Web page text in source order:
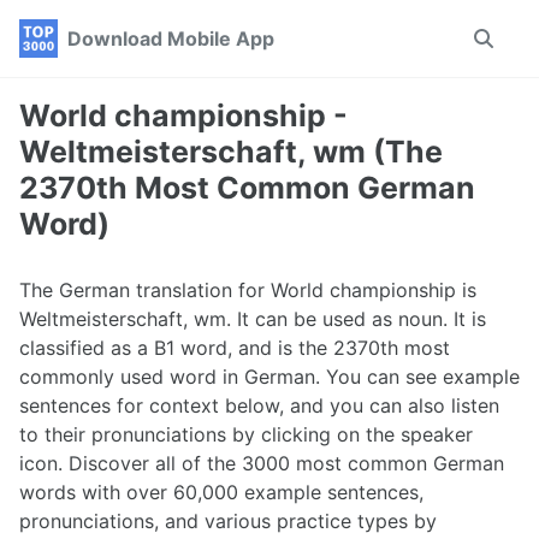
Skip
navigation
Skip
Skip
Download Mobile App
Toggle
World championship -
Weltmeisterschaft, wm (The
2370th Most Common German
Word)
The German translation for World championship is
Weltmeisterschaft, wm. It can be used as noun. It is
classified as a B1 word, and is the 2370th most
commonly used word in German. You can see example
sentences for context below, and you can also listen
to their pronunciations by clicking on the speaker
icon. Discover all of the 3000 most common German
words with over 60,000 example sentences,
pronunciations, and various practice types by